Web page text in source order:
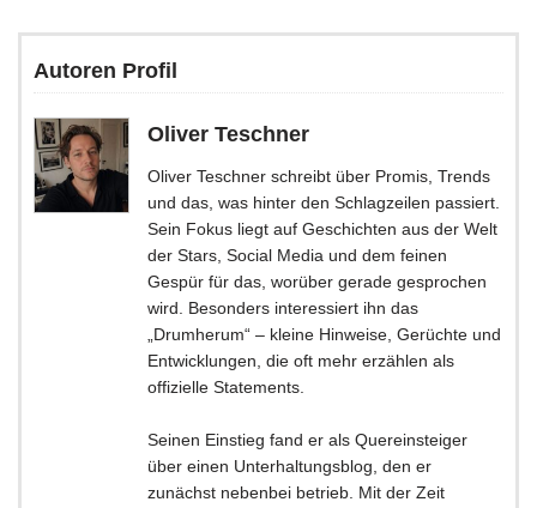
Autoren Profil
Oliver Teschner
Oliver Teschner schreibt über Promis, Trends
und das, was hinter den Schlagzeilen passiert.
Sein Fokus liegt auf Geschichten aus der Welt
der Stars, Social Media und dem feinen
Gespür für das, worüber gerade gesprochen
wird. Besonders interessiert ihn das
„Drumherum“ – kleine Hinweise, Gerüchte und
Entwicklungen, die oft mehr erzählen als
offizielle Statements.
Seinen Einstieg fand er als Quereinsteiger
über einen Unterhaltungsblog, den er
zunächst nebenbei betrieb. Mit der Zeit